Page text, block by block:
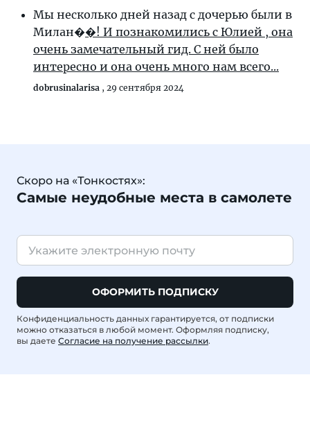
Мы несколько дней назад с дочерью были в
Милан��! И познакомились с Юлией , она
очень замечательный гид. С ней было
интересно и она очень много нам всего...
dobrusinalarisa , 29 сентября 2024
Скоро на «Тонкостях»:
Самые неудобные места в самолете
ОФОРМИТЬ ПОДПИСКУ
Конфиденциальность данных гарантируется, от подписки
можно отказаться в любой момент. Оформляя подписку,
вы даете Согласие на получение рассылки.